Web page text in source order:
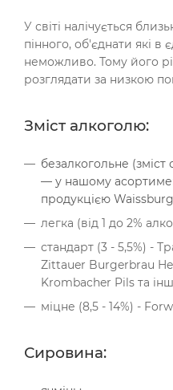
У світі налічується
пінного, об'єднати які в
неможливо. Тому його
розглядати за низкою
Зміст алкоголю:
безалкогольне (зміст
— у нашому
продукцією
легка (від 1 до 2%
стандарт (3 - 5,5%) -
Zittauer Burgerbrau
Krombacher Pils та
міцне (8,5 - 14%) -
Сировина: